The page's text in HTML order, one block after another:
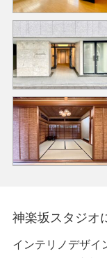
神楽坂スタジオ
インテリノデザイ